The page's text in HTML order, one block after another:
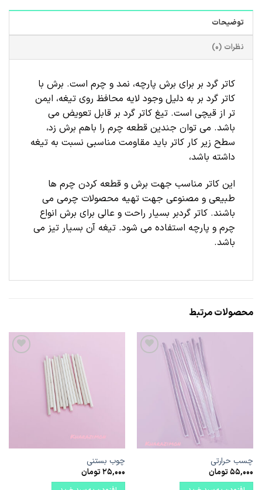
توضیحات
نظرات (0)
کاتر گرد بر برای برش پارچه، نمد و چرم است. برش با
کاتر گرد بر به دلیل وجود لایه محافظ روی تیغه، ایمن
تر از قیچی است. تیغ کاتر گرد بر قابل تعویض می
باشد. می توان جندین قطعه چرم را باهم برش زد،
سطح زیر کار کاتر باید مقاومت مناسبی نسبت به تیغه
داشته باشد،
این کاتر مناسب جهت برش و قطعه کردن چرم ها
طبیعی و مصنوعی جهت تهیه محصولات چرمی می
باشند. کاتر گردبر بسیار راحت و عالی برای برش انواع
چرم و پارچه استفاده می شود. تیغه آن بسیار تیز می
باشد.
محصولات مرتبط
چسب حرارتی
55,000تومان
چوب بستنی
25,000تومان